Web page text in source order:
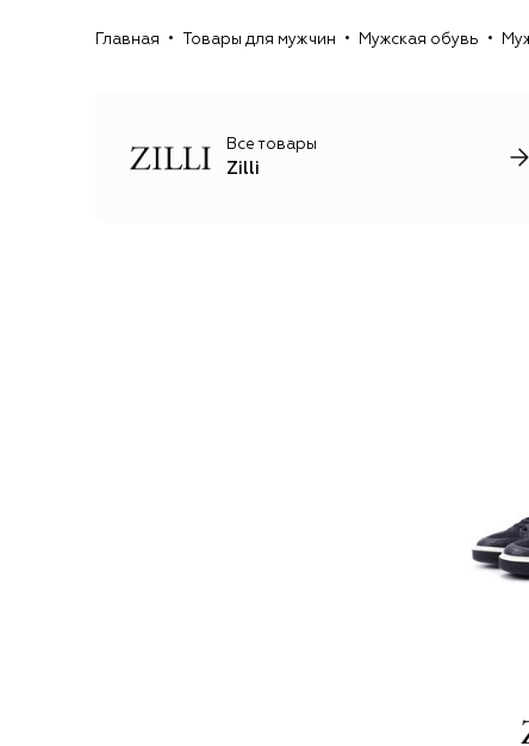
Главная Товары для мужчин Мужская обувь
Все товары
Zilli